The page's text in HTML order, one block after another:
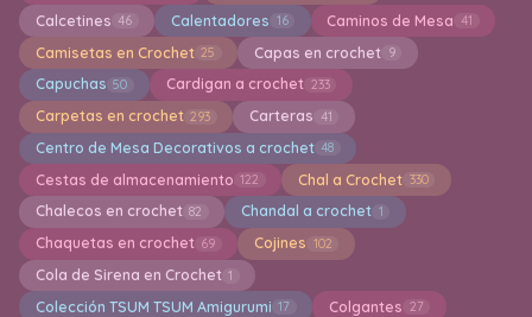
Calcetines 46 Calentadores 16 Caminos de Mesa 41
Camisetas en Crochet 25 Capas en crochet 9
Capuchas 50 Cardigan a crochet 233
Carpetas en crochet 293 Carteras 41
Centro de Mesa Decorativos a crochet 48
Cestas de almacenamiento 122 Chal a Crochet 330
Chalecos en crochet 82 Chandal a crochet 1
Chaquetas en crochet 69 Cojines 102
Cola de Sirena en Crochet 1
Colección TSUM TSUM Amigurumi 17 Colgantes 27